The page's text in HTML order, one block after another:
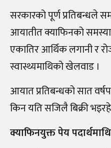
सरकारको पूर्ण प्रतिबन्धले
आयातीत क्याफिनको
एकातिर आर्थिक लगानी र
स्वास्थ्यमाथिको खेलवाड ।
आयात प्रतिबन्धको सात
किन यति सजिलै बिक्री
क्याफिनयुक्त पेय